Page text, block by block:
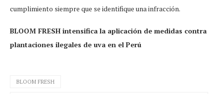
cumplimiento siempre que se identifique una infracción.
BLOOM FRESH intensifica la aplicación de medidas contra
plantaciones ilegales de uva en el Perú
BLOOM FRESH